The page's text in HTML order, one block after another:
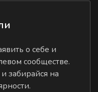
о себе и
сообществе.
забирайся на